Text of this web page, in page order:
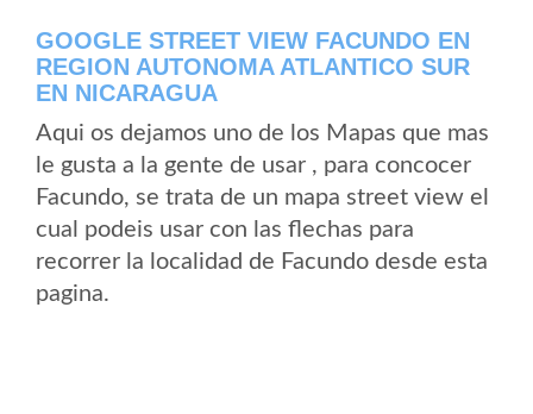
GOOGLE STREET VIEW FACUNDO EN
REGION AUTONOMA ATLANTICO SUR
EN NICARAGUA
Aqui os dejamos uno de los Mapas que mas
le gusta a la gente de usar , para concocer
Facundo, se trata de un mapa street view el
cual podeis usar con las flechas para
recorrer la localidad de Facundo desde esta
pagina.